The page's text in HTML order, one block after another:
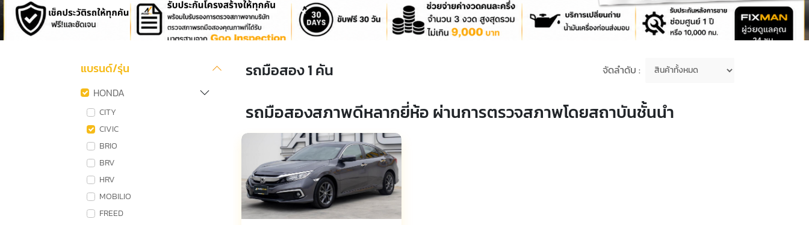
แบรนด์/รุ่น
HONDA
CITY
CIVIC
BRIO
BRV
HRV
MOBILIO
FREED
รถมือสอง1 คัน จัดลำดับ :
รถมือสองสภาพดีหลากยี่ห้อ ผ่านการตรวจสภาพโดยสถาบันชั้นนำ